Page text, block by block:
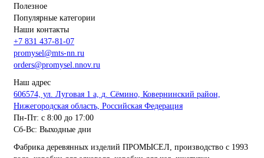
Полезное
Популярные категории
Наши контакты
+7 831 437-81-07
promysel@mts-nn.ru
orders@promysel.nnov.ru
Наш адрес
606574, ул. Луговая 1 а, д. Сёмино, Ковернинский район,
Нижегородская область, Российская Федерация
Пн-Пт: с 8:00 до 17:00
Сб-Вс: Выходные дни
Фабрика деревянных изделий ПРОМЫСЕЛ, производство с 1993